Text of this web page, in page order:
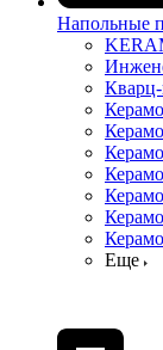
Напольные
Еще